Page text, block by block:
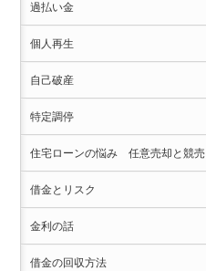
過払い金
個人再生
自己破産
特定調停
住宅ローンの悩み 任意売却と競売
借金とリスク
金利の話
借金の回収方法